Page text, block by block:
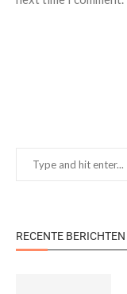
RECENTE BERICHTEN